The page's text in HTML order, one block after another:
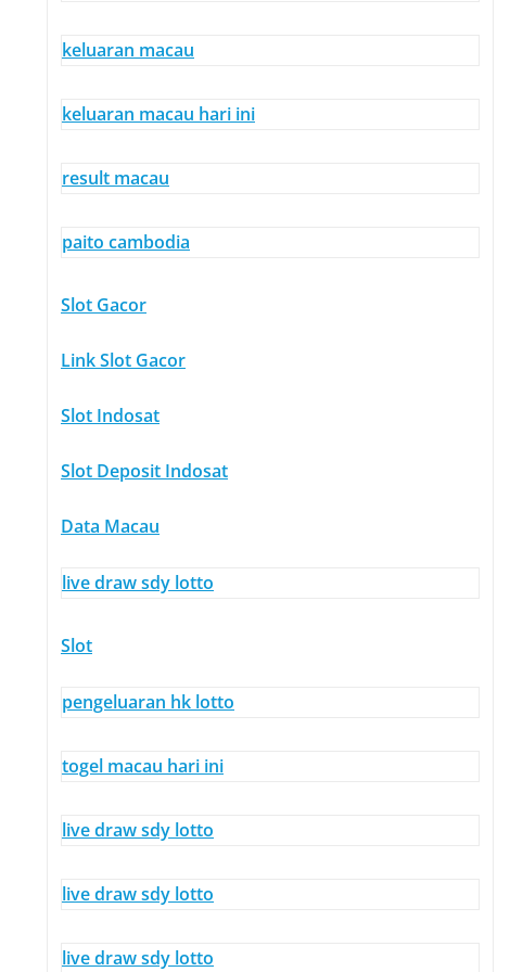
keluaran macau
keluaran macau hari ini
result macau
paito cambodia
Slot Gacor
Link Slot Gacor
Slot Indosat
Slot Deposit Indosat
Data Macau
live draw sdy lotto
Slot
pengeluaran hk lotto
togel macau hari ini
live draw sdy lotto
live draw sdy lotto
live draw sdy lotto